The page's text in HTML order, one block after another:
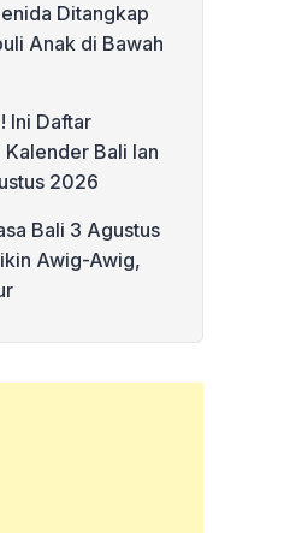
Ditangkap
Anak di Bawah
Ini Daftar
Bali lan
2026
Bali 3 Agustus
Awig-Awig,